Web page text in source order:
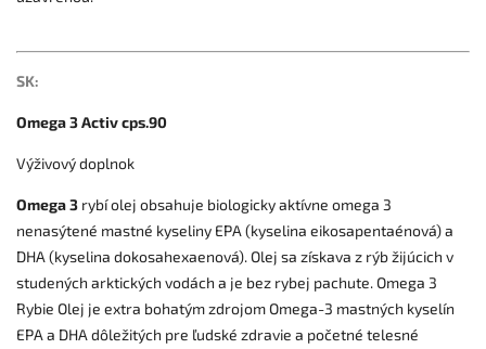
SK:
Omega 3 Activ cps.90
Výživový doplnok
Omega 3 rybí olej obsahuje biologicky aktívne omega 3
nenasýtené mastné kyseliny EPA (kyselina eikosapentaénová) a
DHA (kyselina dokosahexaenová). Olej sa získava z rýb žijúcich v
studených arktických vodách a je bez rybej pachute. Omega 3
Rybie Olej je extra bohatým zdrojom Omega-3 mastných kyselín
EPA a DHA dôležitých pre ľudské zdravie a početné telesné